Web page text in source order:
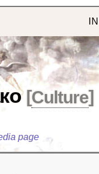
[Culture]
page